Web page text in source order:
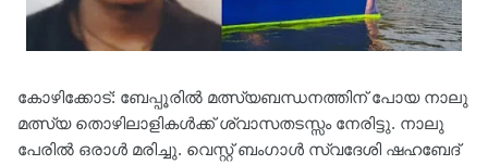
കോഴിക്കോട്: ബേപ്പൂരിൽ മത്സ്യബന്ധനത്തിന് പോയ നാലു
മത്സ്യ തൊഴിലാളികൾക്ക് ശ്വാസതടസ്സം നേരിട്ടു. നാലു
പേരിൽ ഒരാള്‍ മരിച്ചു. വെസ്റ്റ് ബംഗാള്‍ സ്വദേശി ഷഹബേദ്